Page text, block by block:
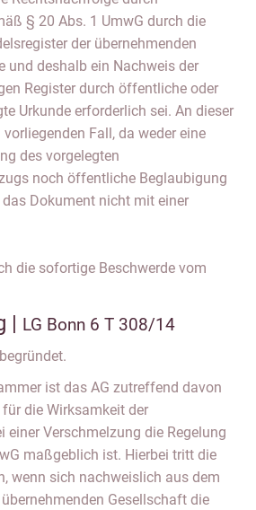
§ 20 Abs. 1 UmwG durch die
der übernehmenden
und deshalb ein Nachweis der
Register durch öffentliche oder
Urkunde erforderlich sei. An dieser
Fall, da weder eine
des vorgelegten
noch öffentliche Beglaubigung
Dokument nicht mit einer
die sofortige Beschwerde vom
| LG Bonn 6 T 308/14
ist das AG zutreffend davon
die Wirksamkeit der
einer Verschmelzung die Regelung
maßgeblich ist. Hierbei tritt die
wenn sich nachweislich aus dem
Gesellschaft die